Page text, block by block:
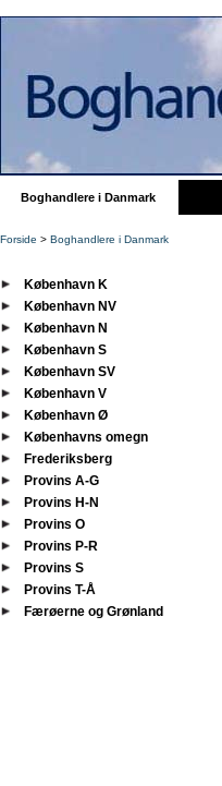
Boghandlere i Danmark
Forside > Boghandlere i Danmark
København K
København NV
København N
København S
København SV
København V
København Ø
Københavns omegn
Frederiksberg
Provins A-G
Provins H-N
Provins O
Provins P-R
Provins S
Provins T-Å
Færøerne og Grønland